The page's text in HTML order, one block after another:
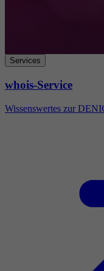
Services
whois-Service
Wissenswertes zur